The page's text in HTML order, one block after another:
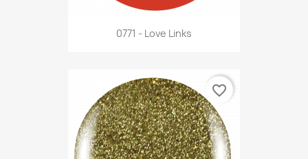
0771 - Love Links
favorite_border